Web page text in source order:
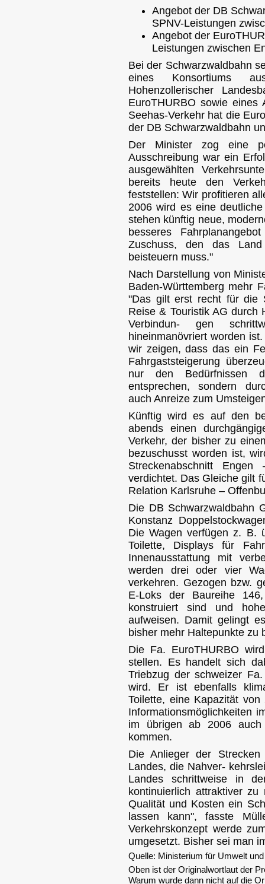
Angebot der DB
SPNV-Leistungen
Angebot der
Leistungen zwischen
Bei der Schwarzwaldbahn
eines Konsortiums
Hohenzollerischer
EuroTHURBO sowie
Seehas-Verkehr hat die
der DB Schwarzwaldbahn
Der Minister zog eine
Ausschreibung war ein
ausgewählten
bereits heute den
feststellen: Wir profitieren
2006 wird es eine
stehen künftig neue,
besseres
Zuschuss, den das
beisteuern muss."
Nach Darstellung von
Baden-Württemberg mehr
"Das gilt erst recht für die
Reise & Touristik AG durch
Verbindun- gen
hineinmanövriert worden
wir zeigen, dass das ein
Fahrgaststeigerung
nur den Bedürfnissen
entsprechen, sondern
auch Anreize zum
Künftig wird es auf den
abends einen
Verkehr, der bisher zu
bezuschusst worden ist,
Streckenabschnitt
verdichtet. Das Gleiche gilt
Relation Karlsruhe –
Die DB Schwarzwaldbahn
Konstanz
Die Wagen verfügen z. B.
Toilette, Displays für
Innenausstattung mit
werden drei oder vier
verkehren. Gezogen bzw.
E-Loks der Baureihe
konstruiert sind und
aufweisen. Damit gelingt
bisher mehr Haltepunkte zu
Die Fa. EuroTHURBO
stellen. Es handelt sich
Triebzug der schweizer
wird. Er ist ebenfalls
Toilette, eine Kapazität
Informationsmöglichkeiten
im übrigen ab 2006
kommen.
Die Anlieger der
Landes, die Nahver-
Landes schrittweise in
kontinuierlich attraktiver
Qualität und Kosten ein
lassen kann", fasste
Verkehrskonzept werde
umgesetzt. Bisher sei man
Quelle: Ministerium für Umwelt
Oben ist der Originalwortlaut der
Warum wurde dann nicht auf die